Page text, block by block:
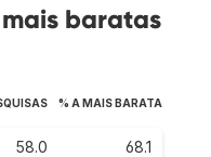
baratas
% A MAIS BARATA
58.0 68.1